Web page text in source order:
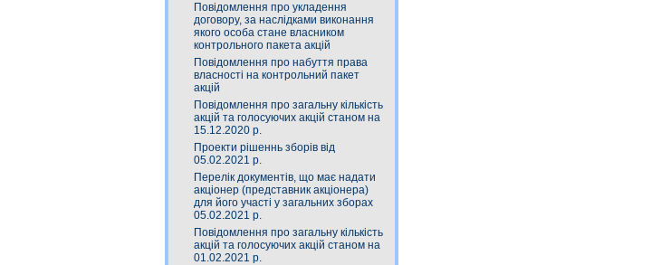
Повідомлення про укладення
договору, за наслідками виконання
якого особа стане власником
контрольного пакета акцій
Повідомлення про набуття права
власності на контрольний пакет
акцій
Повідомлення про загальну кількість
акцій та голосуючих акцій станом на
15.12.2020 р.
Проекти рішеннь зборів від
05.02.2021 р.
Перелік документів, що має надати
акціонер (представник акціонера)
для його участі у загальних зборах
05.02.2021 р.
Повідомлення про загальну кількість
акцій та голосуючих акцій станом на
01.02.2021 р.